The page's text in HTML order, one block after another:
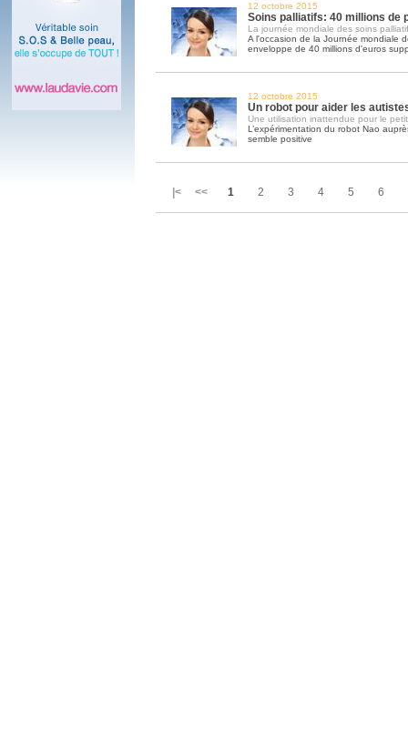
12 octobre 2015
Soins palliatifs: 40 millions de
La journée mondiale des soins
A l'occasion de la Journée mondiale
enveloppe de 40 millions d'euros
12 octobre 2015
Un robot pour aider les
Une utilisation inattendue pour le
L’expérimentation du robot Nao
semble positive
|< << 1 2 3 4 5 6